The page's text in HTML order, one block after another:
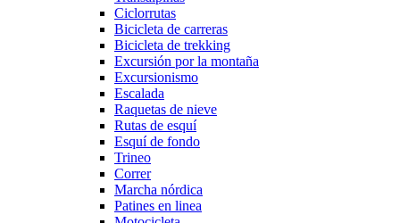
Ciclorrutas
Bicicleta de carreras
Bicicleta de trekking
Excursión por la montaña
Excursionismo
Escalada
Raquetas de nieve
Rutas de esquí
Esquí de fondo
Trineo
Correr
Marcha nórdica
Patines en linea